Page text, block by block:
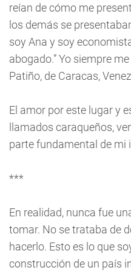
reían de cómo me
los demás se
soy Ana y soy
abogado.” Yo siempre
Patiño, de Caracas,
El amor por este lugar y
llamados caraqueños,
parte fundamental de mi
***
En realidad, nunca fue
tomar. No se trataba de
hacerlo. Esto es lo que
construcción de un país